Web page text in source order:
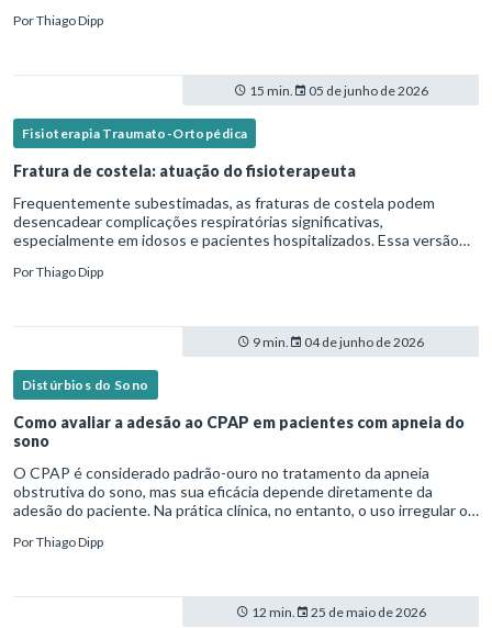
PorThiago Dipp
15 min. 05 de junho de 2026
Fisioterapia Traumato-Ortopédica
Fratura de costela: atuação do fisioterapeuta
Frequentemente subestimadas, as fraturas de costela podem
desencadear complicações respiratórias significativas,
especialmente em idosos e pacientes hospitalizados. Essa versão
cená
PorThiago Dipp
9 min. 04 de junho de 2026
Distúrbios do Sono
Como avaliar a adesão ao CPAP em pacientes com apneia do
sono
O CPAP é considerado padrão-ouro no tratamento da apneia
obstrutiva do sono, mas sua eficácia depende diretamente da
adesão do paciente. Na prática clínica, no entanto, o uso irregular ou
PorThiago Dipp
12 min. 25 de maio de 2026